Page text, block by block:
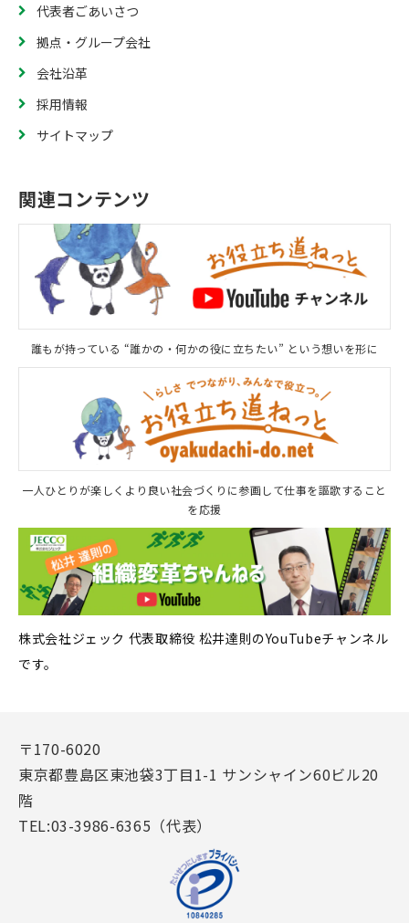
代表者ごあいさつ
拠点・グループ会社
会社沿革
採用情報
サイトマップ
関連コンテンツ
誰もが持っている “誰かの・何かの役に立ちたい” という想いを形に
一人ひとりが楽しくより良い社会づくりに参画して仕事を謳歌すること
を応援
株式会社ジェック 代表取締役 松井達則のYouTubeチャンネル
です。
〒170-6020
東京都豊島区東池袋3丁目1-1 サンシャイン60ビル20
階
TEL:03-3986-6365（代表）